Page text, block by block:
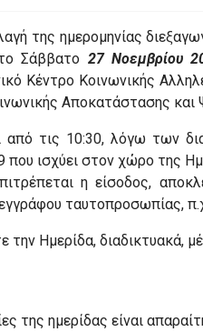
της ημερομηνίας
Σάββατο 27 Νοεμβρίου
Κέντρο Κοινωνικής
Αποκατάστασης και
τις 10:30, λόγω των
ισχύει στον χώρο της
η είσοδος,
ταυτοπροσωπίας,
την Ημερίδα, διαδικτυακά,
της ημερίδας είναι